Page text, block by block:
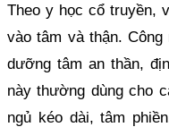
Theo y học cổ truyền,
vào tâm và thận.
dưỡng tâm an thần,
này thường dùng cho
ngủ kéo dài, tâm